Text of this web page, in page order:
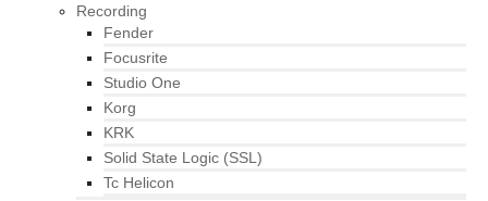
Recording
Fender
Focusrite
Studio One
Korg
KRK
Solid State Logic (SSL)
Tc Helicon